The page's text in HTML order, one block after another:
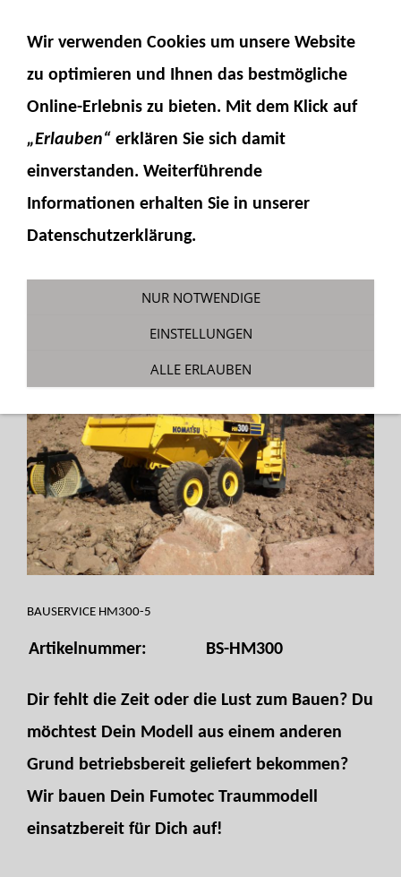
Bauservice HM300-5-Achse
BAUSERVICE HM300-5
Artikelnummer: BS-HM300
Dir fehlt die Zeit oder die Lust zum Bauen? Du
möchtest Dein Modell aus einem anderen
Grund betriebsbereit geliefert bekommen?
Wir bauen Dein Fumotec Traummodell
einsatzbereit für Dich auf!
Wir verwenden Cookies um unsere Website
zu optimieren und Ihnen das bestmögliche
Online-Erlebnis zu bieten. Mit dem Klick auf
„Erlauben“ erklären Sie sich damit
einverstanden. Weiterführende
Informationen erhalten Sie in unserer
Datenschutzerklärung.
NUR NOTWENDIGE
EINSTELLUNGEN
ALLE ERLAUBEN